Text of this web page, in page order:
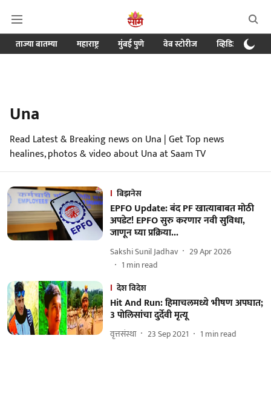
ताज्या बातम्या महाराष्ट्र मुंबई पुणे वेब स्टोरीज व्हिडिओ
Una
Read Latest & Breaking news on Una | Get Top news
healines, photos & video about Una at Saam TV
बिझनेस
EPFO Update: बंद PF खात्याबाबत मोठी
अपडेट! EPFO सुरु करणार नवी सुविधा,
जाणून घ्या प्रक्रिया...
Sakshi Sunil Jadhav
29 Apr 2026
1 min read
देश विदेश
Hit And Run: हिमाचलमध्ये भीषण अपघात;
3 पोलिसांचा दुर्देवी मृत्यू
वृत्तसंस्था 23 Sep 2021 1 min read